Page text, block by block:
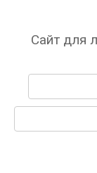
Сайт для